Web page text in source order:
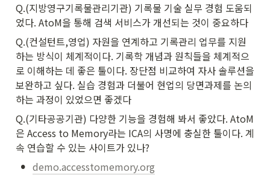
Q.(지방영구기록물관리기관) 기록물 기술 실무 경험 도움되
었다. AtoM을 통해 검색 서비스가 개선되는 것이 중요하다
Q.(컨설턴트,영업) 자원을 연계하고 기록관리 업무를 지원
하는 방식이 체계적이다. 기록학 개념과 원칙들을 체계적으
로 이해하는 데 좋은 툴이다. 장단점 비교하여 자사 솔루션을
보완하고 싶다. 실습 경험과 더불어 현업의 당면과제를 논의
하는 과정이 있었으면 좋겠다
Q.(기타공공기관) 다양한 기능을 경험해 봐서 좋았다. AtoM
은 Access to Memory라는 ICA의 사명에 충실한 툴이다. 계
속 연습할 수 있는 사이트가 있나?
• demo.accesstomemory.org